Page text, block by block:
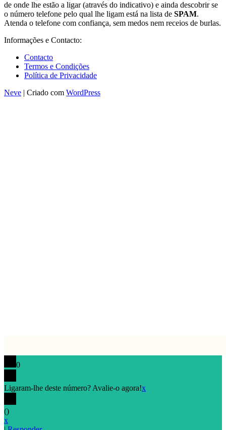
de onde lhe estão a ligar (através do indicativo) e ainda descobrir se
o número telefone pelo qual lhe ligam está na lista de SPAM.
Atenda o telefone com confiança, sem medos nem receios de burlas.
Informações e Contacto:
Contacto
Termos e Condições
Política de Privacidade
Neve | Criado com WordPress
0
Ligaram-lhe deste número? Avalie-o agora!x
()
x